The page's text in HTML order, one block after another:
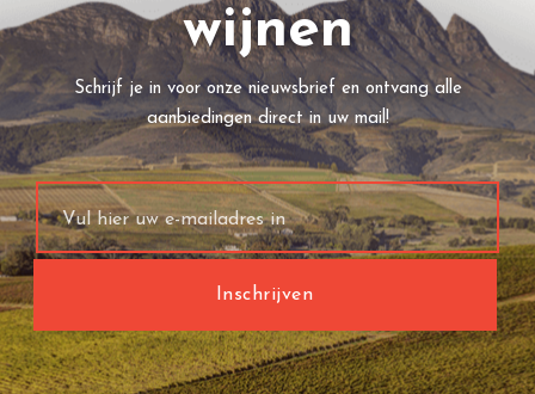
wijnen
Schrijf je in voor onze nieuwsbrief en ontvang alle
aanbiedingen direct in uw mail!